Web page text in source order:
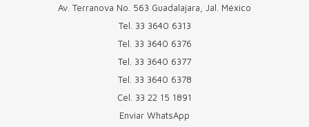
Av. Terranova No. 563 Guadalajara, Jal. México
Tel. 33 3640 6313
Tel. 33 3640 6376
Tel. 33 3640 6377
Tel. 33 3640 6378
Cel. 33 22 15 1891
Enviar WhatsApp